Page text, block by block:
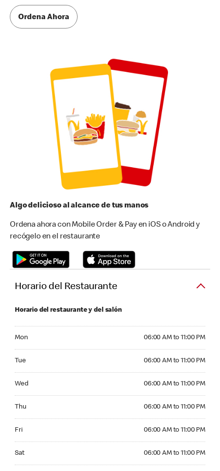
Ordena Ahora
Algo delicioso al alcance de tus manos
Ordena ahora con Mobile Order & Pay en iOS o Android y
recógelo en el restaurante
Horario del Restaurante
Horario del restaurante y del salón
Mon 06:00 AM to 11:00 PM
Tue 06:00 AM to 11:00 PM
Wed 06:00 AM to 11:00 PM
Thu 06:00 AM to 11:00 PM
Fri 06:00 AM to 11:00 PM
Sat 06:00 AM to 11:00 PM